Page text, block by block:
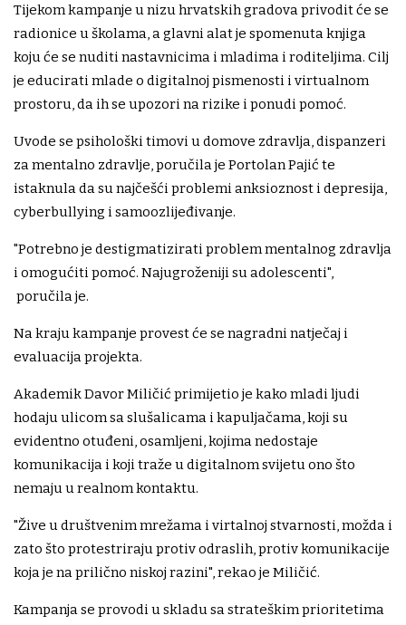
Tijekom kampanje u nizu hrvatskih gradova privodit će se
radionice u školama, a glavni alat je spomenuta knjiga
koju će se nuditi nastavnicima i mladima i roditeljima. Cilj
je educirati mlade o digitalnoj pismenosti i virtualnom
prostoru, da ih se upozori na rizike i ponudi pomoć.
Uvode se psihološki timovi u domove zdravlja, dispanzeri
za mentalno zdravlje, poručila je Portolan Pajić te
istaknula da su najčešći problemi anksioznost i depresija,
cyberbullying i samoozlijeđivanje.
"Potrebno je destigmatizirati problem mentalnog zdravlja
i omogućiti pomoć. Najugroženiji su adolescenti",
poručila je.
Na kraju kampanje provest će se nagradni natječaj i
evaluacija projekta.
Akademik Davor Miličić primijetio je kako mladi ljudi
hodaju ulicom sa slušalicama i kapuljačama, koji su
evidentno otuđeni, osamljeni, kojima nedostaje
komunikacija i koji traže u digitalnom svijetu ono što
nemaju u realnom kontaktu.
"Žive u društvenim mrežama i virtalnoj stvarnosti, možda i
zato što protestriraju protiv odraslih, protiv komunikacije
koja je na prilično niskoj razini", rekao je Miličić.
Kampanja se provodi u skladu sa strateškim prioritetima